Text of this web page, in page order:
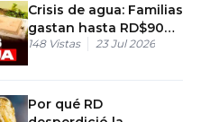
Crisis de agua: Familias
gastan hasta RD$900
a la semana
148 Vistas 23 Jul 2026
Por qué RD